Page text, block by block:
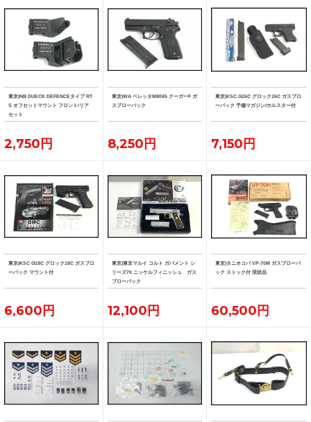
東京)NB DUECK DEFENCEタイプ RT
S オフセットマウント フロント/リア
セット
2,750円
東京)WA ベレッタM8045 クーガーF ガ
スブローバック
8,250円
東京)KSC G26C グロック26C ガスブロ
ーバック 予備マガジン/ホルスター付
7,150円
東京)KSC G18C グロック18C ガスブロ
ーバック マウント付
6,600円
東京)東京マルイ コルト ガバメント シ
リーズ70 ニッケルフィニッシュ ガス
ブローバック
12,100円
東京)タニオコバ VP-70M ガスブローバ
ック ストック付 現状品
60,500円